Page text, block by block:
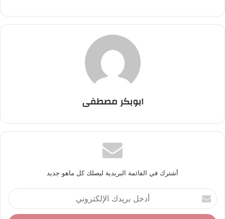
ابوبكر مصطفى
أشترك في القائمة البريدية ليصلك كل ماهو جديد
أ
د
خ